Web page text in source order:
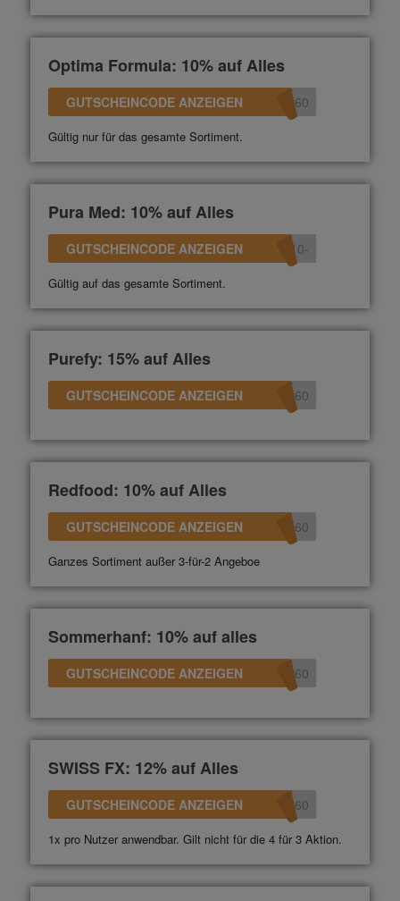
Optima Formula: 10% auf Alles
GUTSCHEINCODE ANZEIGEN 360
Gültig nur für das gesamte Sortiment.
Pura Med: 10% auf Alles
GUTSCHEINCODE ANZEIGEN -10
Gültig auf das gesamte Sortiment.
Purefy: 15% auf Alles
GUTSCHEINCODE ANZEIGEN 360
Redfood: 10% auf Alles
GUTSCHEINCODE ANZEIGEN 360
Ganzes Sortiment außer 3-für-2 Angeboe
Sommerhanf: 10% auf alles
GUTSCHEINCODE ANZEIGEN 360
SWISS FX: 12% auf Alles
GUTSCHEINCODE ANZEIGEN 360
1x pro Nutzer anwendbar. Gilt nicht für die 4 für 3 Aktion.